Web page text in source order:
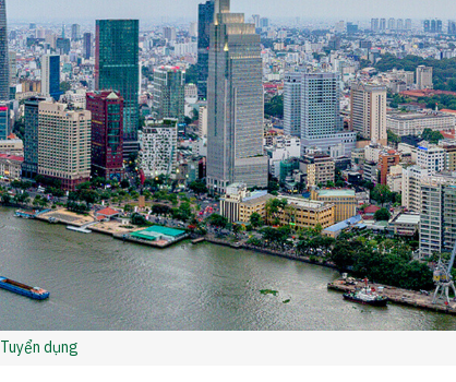
Tuyển dụng